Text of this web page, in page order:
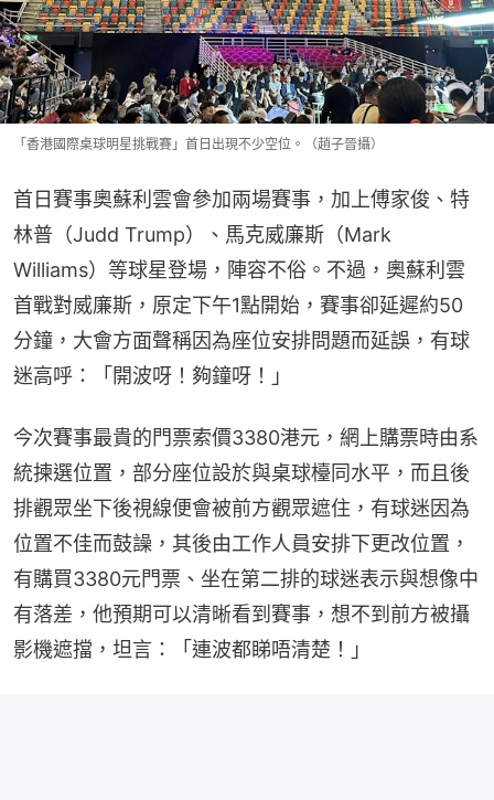
「香港國際桌球明星挑戰賽」首日出現不少空位。（趙子晉攝）
首日賽事奧蘇利雲會參加兩場賽事，加上傅家俊、特
林普（Judd Trump）、馬克威廉斯（Mark
Williams）等球星登場，陣容不俗。不過，奧蘇利雲
首戰對威廉斯，原定下午1點開始，賽事卻延遲約50
分鐘，大會方面聲稱因為座位安排問題而延誤，有球
迷高呼：「開波呀！夠鐘呀！」
今次賽事最貴的門票索價3380港元，網上購票時由系
統揀選位置，部分座位設於與桌球檯同水平，而且後
排觀眾坐下後視線便會被前方觀眾遮住，有球迷因為
位置不佳而鼓譟，其後由工作人員安排下更改位置，
有購買3380元門票、坐在第二排的球迷表示與想像中
有落差，他預期可以清晰看到賽事，想不到前方被攝
影機遮擋，坦言：「連波都睇唔清楚！」